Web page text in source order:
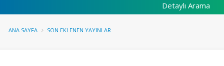
Detaylı Arama
ANA SAYFA SON EKLENEN YAYINLAR